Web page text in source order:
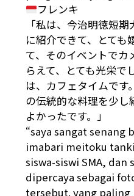
フレンキ
「私は、今治明徳短
に紹介できて、とても
て、そのイベントでカ
らえて、とても光栄で
は、カフェタイムです
の伝統的な料理を少し
よかったです。」
“saya sangat
imabari meitoku
siswa-siswi SMA, dan
dipercaya sebagai
tersebut. yang